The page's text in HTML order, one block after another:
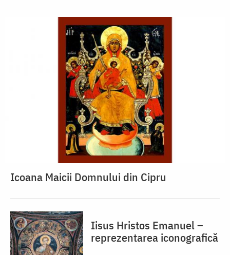
Icoana Maicii Domnului din Cipru
Iisus Hristos Emanuel –
reprezentarea iconografică